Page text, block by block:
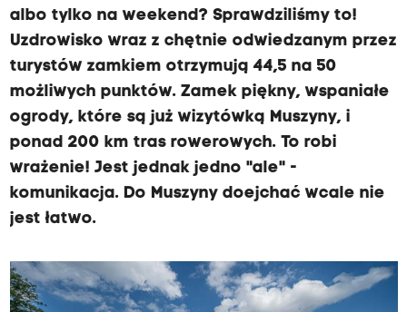
albo tylko na weekend? Sprawdziliśmy to!
Uzdrowisko wraz z chętnie odwiedzanym przez
turystów zamkiem otrzymują 44,5 na 50
możliwych punktów. Zamek piękny, wspaniałe
ogrody, które są już wizytówką Muszyny, i
ponad 200 km tras rowerowych. To robi
wrażenie! Jest jednak jedno "ale" -
komunikacja. Do Muszyny doejchać wcale nie
jest łatwo.